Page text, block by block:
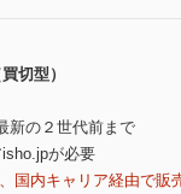
切型）
新の２世代前まで
が必要
内キャリア経由で販